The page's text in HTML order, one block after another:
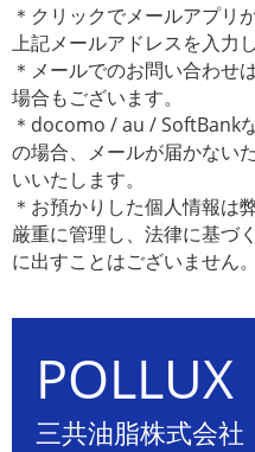
＊クリックでメールアプリ
上記メールアドレスを入力
＊メールでのお問い合わせ
場合もございます。
＊docomo / au / SoftBank
の場合、メールが届かない
いいたします。
＊お預かりした個人情報は
厳重に管理し、法律に基づ
に出すことはございません。
POLLUX
三共油脂株式会社